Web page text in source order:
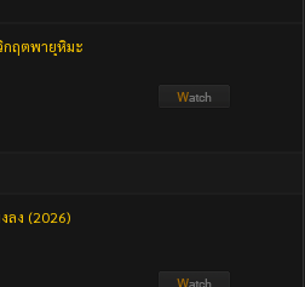
กฤตพายุหิมะ
ลง (2026)